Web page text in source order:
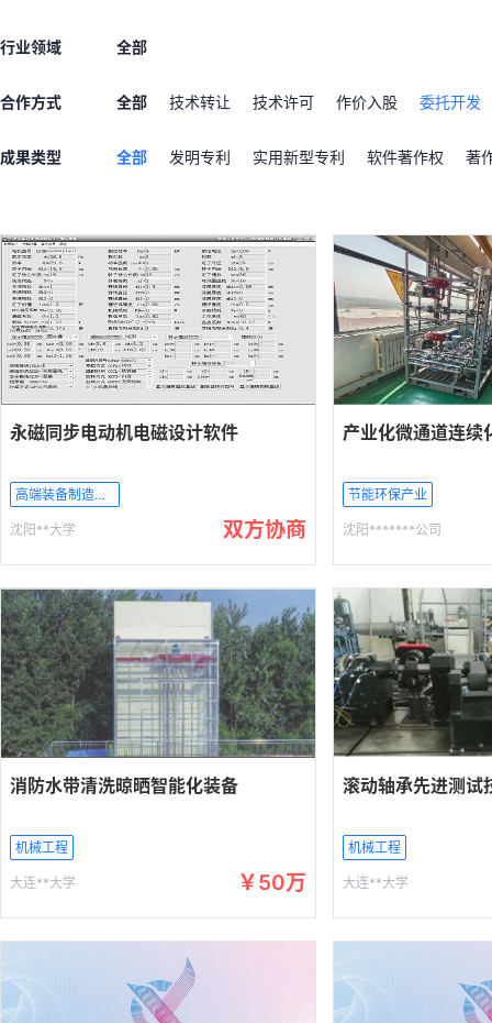
行业领域 全部
合作方式 全部 技术转让 技术许可 作价入股 委托开发
成果类型 全部 发明专利 实用新型专利 软件著作权 著
永磁同步电动机电磁设计软件
高端装备制造产业
沈阳**大学 双方协商
产业化微通道连续
节能环保产业
沈阳*******公司
消防水带清洗晾晒智能化装备
机械工程
大连**大学 ￥50万
滚动轴承先进测试
机械工程
大连**大学